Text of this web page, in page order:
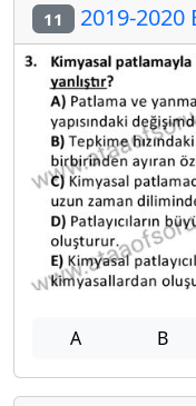
11 2019-2020
A B